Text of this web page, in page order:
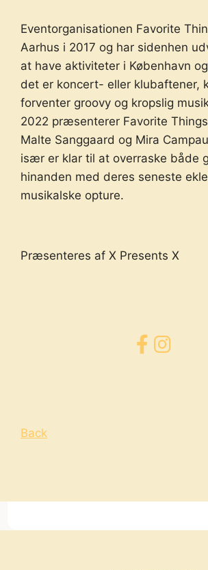
Eventorganisationen Favorite
Aarhus i 2017 og har sidenhen
at have aktiviteter i København
det er koncert- eller klubaftener,
forventer groovy og kropslig
2022 præsenterer Favorite
Malte Sanggaard og Mira
især er klar til at overraske både
hinanden med deres seneste
musikalske opture.
Præsenteres af X Presents X
Back